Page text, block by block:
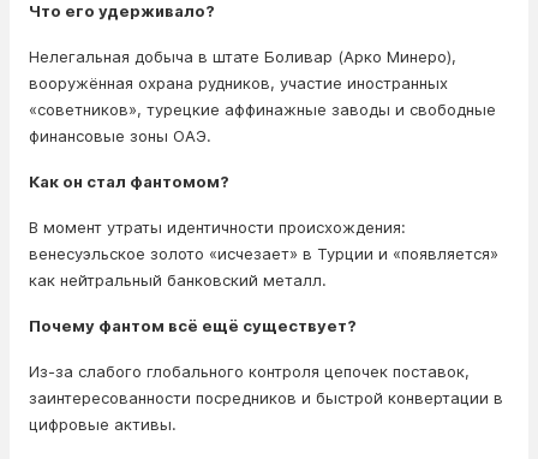
Что его удерживало?
Нелегальная добыча в штате Боливар (Арко Минеро),
вооружённая охрана рудников, участие иностранных
«советников», турецкие аффинажные заводы и свободные
финансовые зоны ОАЭ.
Как он стал фантомом?
В момент утраты идентичности происхождения:
венесуэльское золото «исчезает» в Турции и «появляется»
как нейтральный банковский металл.
Почему фантом всё ещё существует?
Из-за слабого глобального контроля цепочек поставок,
заинтересованности посредников и быстрой конвертации в
цифровые активы.